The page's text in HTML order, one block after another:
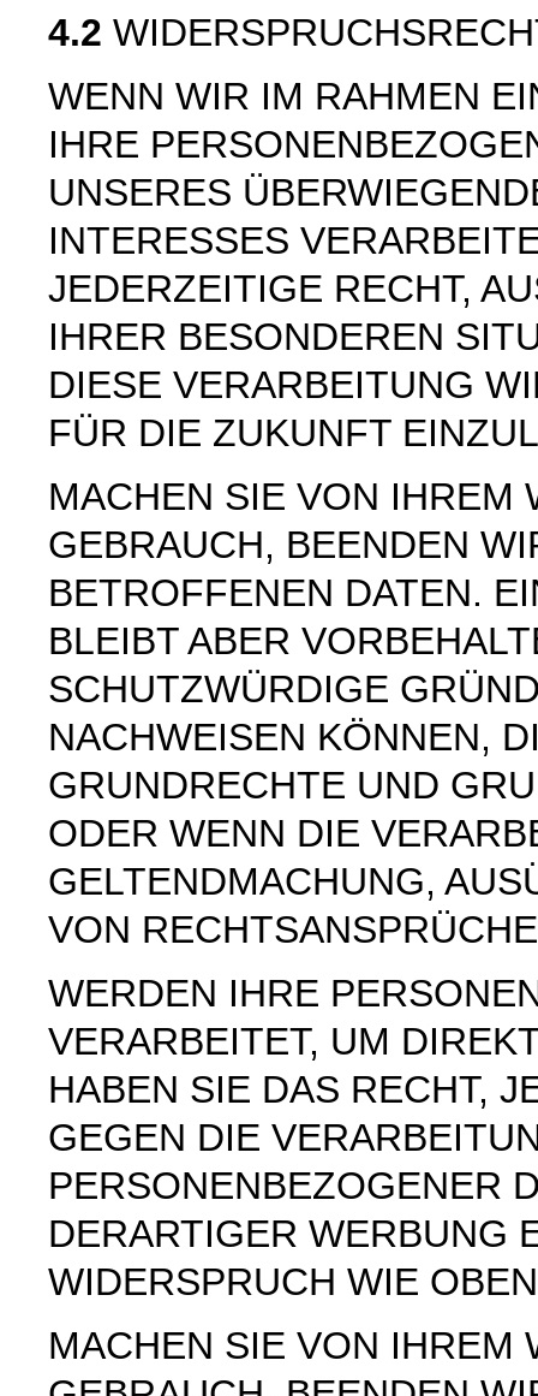
4.2
WENN WIR IM RAHMEN
IHRE
UNSERES
INTERESSES
JEDERZEITIGE RECHT,
IHRER BESONDEREN
DIESE VERARBEITUNG
FÜR DIE ZUKUNFT
MACHEN SIE VON IHREM
GEBRAUCH, BEENDEN
BETROFFENEN DATEN.
BLEIBT ABER
SCHUTZWÜRDIGE
NACHWEISEN KÖNNEN,
GRUNDRECHTE UND
ODER WENN DIE
GELTENDMACHUNG,
VON
WERDEN IHRE
VERARBEITET, UM
HABEN SIE DAS RECHT,
GEGEN DIE
PERSONENBEZOGENER
DERARTIGER WERBUNG
WIDERSPRUCH WIE
MACHEN SIE VON IHREM